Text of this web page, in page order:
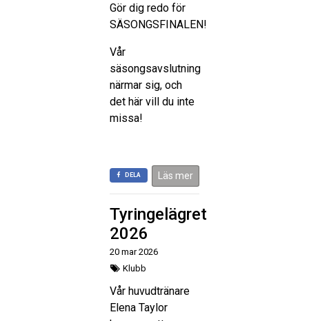
Gör dig redo för
SÄSONGSFINALEN!
Vår
säsongsavslutning
närmar sig, och
det här vill du inte
missa!
DELA Läs mer
Tyringelägret
2026
20 mar 2026
Klubb
Vår huvudtränare
Elena Taylor